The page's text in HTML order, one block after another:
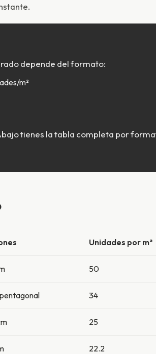
depende del formato:
m²
tienes la tabla completa por
Unidades por m²
50
34
25
22.2